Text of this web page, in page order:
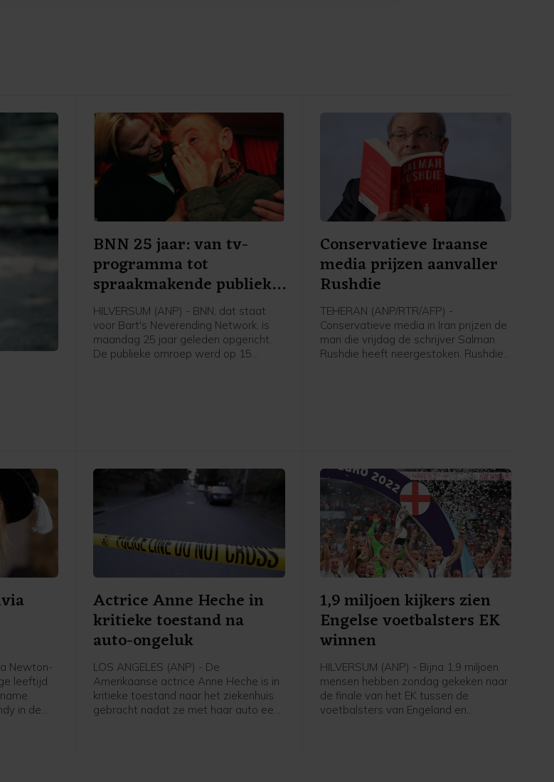
BNN 25 jaar: van tv-
programma tot
spraakmakende publieke
omroep
HILVERSUM (ANP) - BNN, dat staat
voor Bart's Neverending Network, is
maandag 25 jaar geleden opgericht.
De publieke omroep werd op 15
Conservatieve Iraanse
media prijzen aanvaller
Rushdie
TEHERAN (ANP/RTR/AFP) -
Conservatieve media in Iran prijzen de
man die vrijdag de schrijver Salman
Rushdie heeft neergestoken. Rushdie
Newton-
leeftijd
in de
Actrice Anne Heche in
kritieke toestand na
auto-ongeluk
LOS ANGELES (ANP) - De
Amerikaanse actrice Anne Heche is in
kritieke toestand naar het ziekenhuis
gebracht nadat ze met haar auto een
1,9 miljoen kijkers zien
Engelse voetbalsters EK
winnen
HILVERSUM (ANP) - Bijna 1,9 miljoen
mensen hebben zondag gekeken naar
de finale van het EK tussen de
voetbalsters van Engeland en